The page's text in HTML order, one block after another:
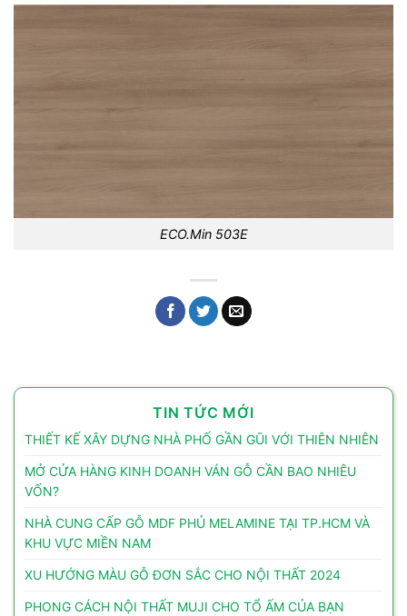
ECO.Min 503E
TIN TỨC MỚI
THIẾT KẾ XÂY DỰNG NHÀ PHỐ GẦN GŨI VỚI THIÊN NHIÊN
MỞ CỬA HÀNG KINH DOANH VÁN GỖ CẦN BAO NHIÊU
VỐN?
NHÀ CUNG CẤP GỖ MDF PHỦ MELAMINE TẠI TP.HCM VÀ
KHU VỰC MIỀN NAM
XU HƯỚNG MÀU GỖ ĐƠN SẮC CHO NỘI THẤT 2024
PHONG CÁCH NỘI THẤT MUJI CHO TỔ ẤM CỦA BẠN